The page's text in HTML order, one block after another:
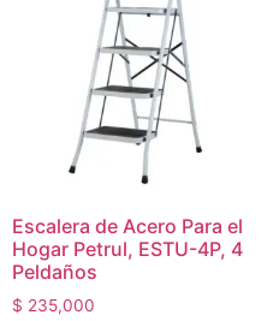
Escalera de Acero Para el
Hogar Petrul, ESTU-4P, 4
Peldaños
$ 235,000